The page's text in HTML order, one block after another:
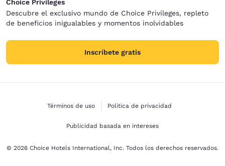
Choice Privileges
Descubre el exclusivo mundo de Choice Privileges, repleto
de beneficios inigualables y momentos inolvidables
Inscríbete gratis
Términos de uso Política de privacidad
Publicidad basada en intereses
© 2026 Choice Hotels International, Inc. Todos los derechos reservados.